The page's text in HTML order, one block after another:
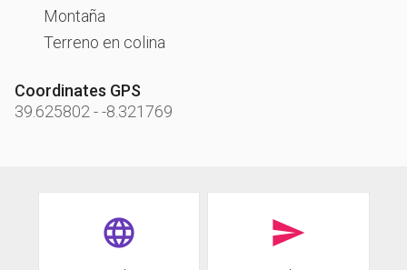
Montaña
Terreno en colina
Coordinates GPS
39.625802 --8.321769